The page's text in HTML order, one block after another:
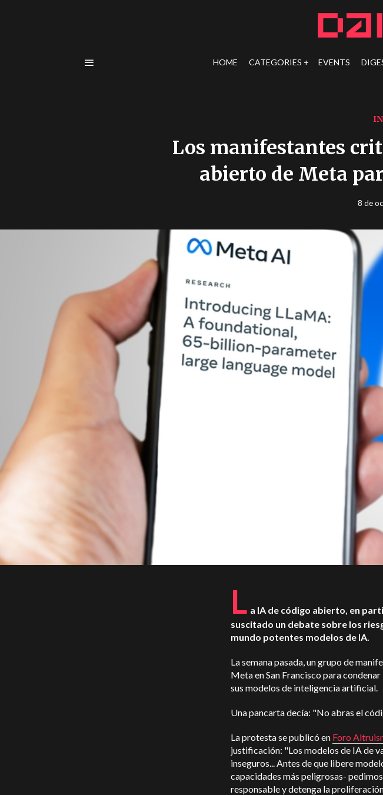
HOME CATEGORIES EVENTS
Los manifestantes
abierto de Meta
8 de
L a IA de código abierto, en
suscitado un debate sobre los
mundo potentes modelos de IA.
La semana pasada, un grupo de
Meta en San Francisco para
sus modelos de inteligencia artificial.
Una pancarta decía: "No abras el
La protesta se publicó en Foro
justificación: "Los modelos de IA de
inseguros... Antes de que libere
capacidades más peligrosas-
responsable y detenga la